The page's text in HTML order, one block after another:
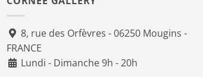
8, rue des Orfèvres - 06250 Mougins -
FRANCE
Lundi - Dimanche 9h - 20h